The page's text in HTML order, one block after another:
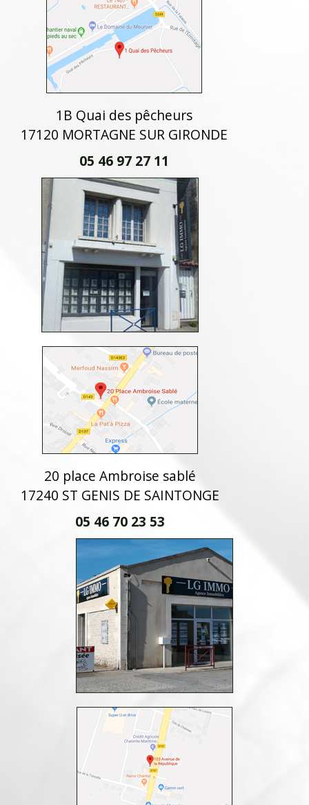
1B Quai des pêcheurs
17120 MORTAGNE SUR GIRONDE
05 46 97 27 11
20 place Ambroise sablé
17240 ST GENIS DE SAINTONGE
05 46 70 23 53